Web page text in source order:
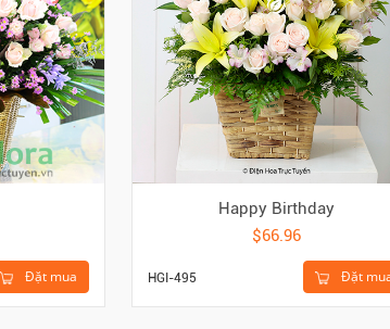
Đặt mua
Happy Birthday
$66.96
Đặt
HGI-495